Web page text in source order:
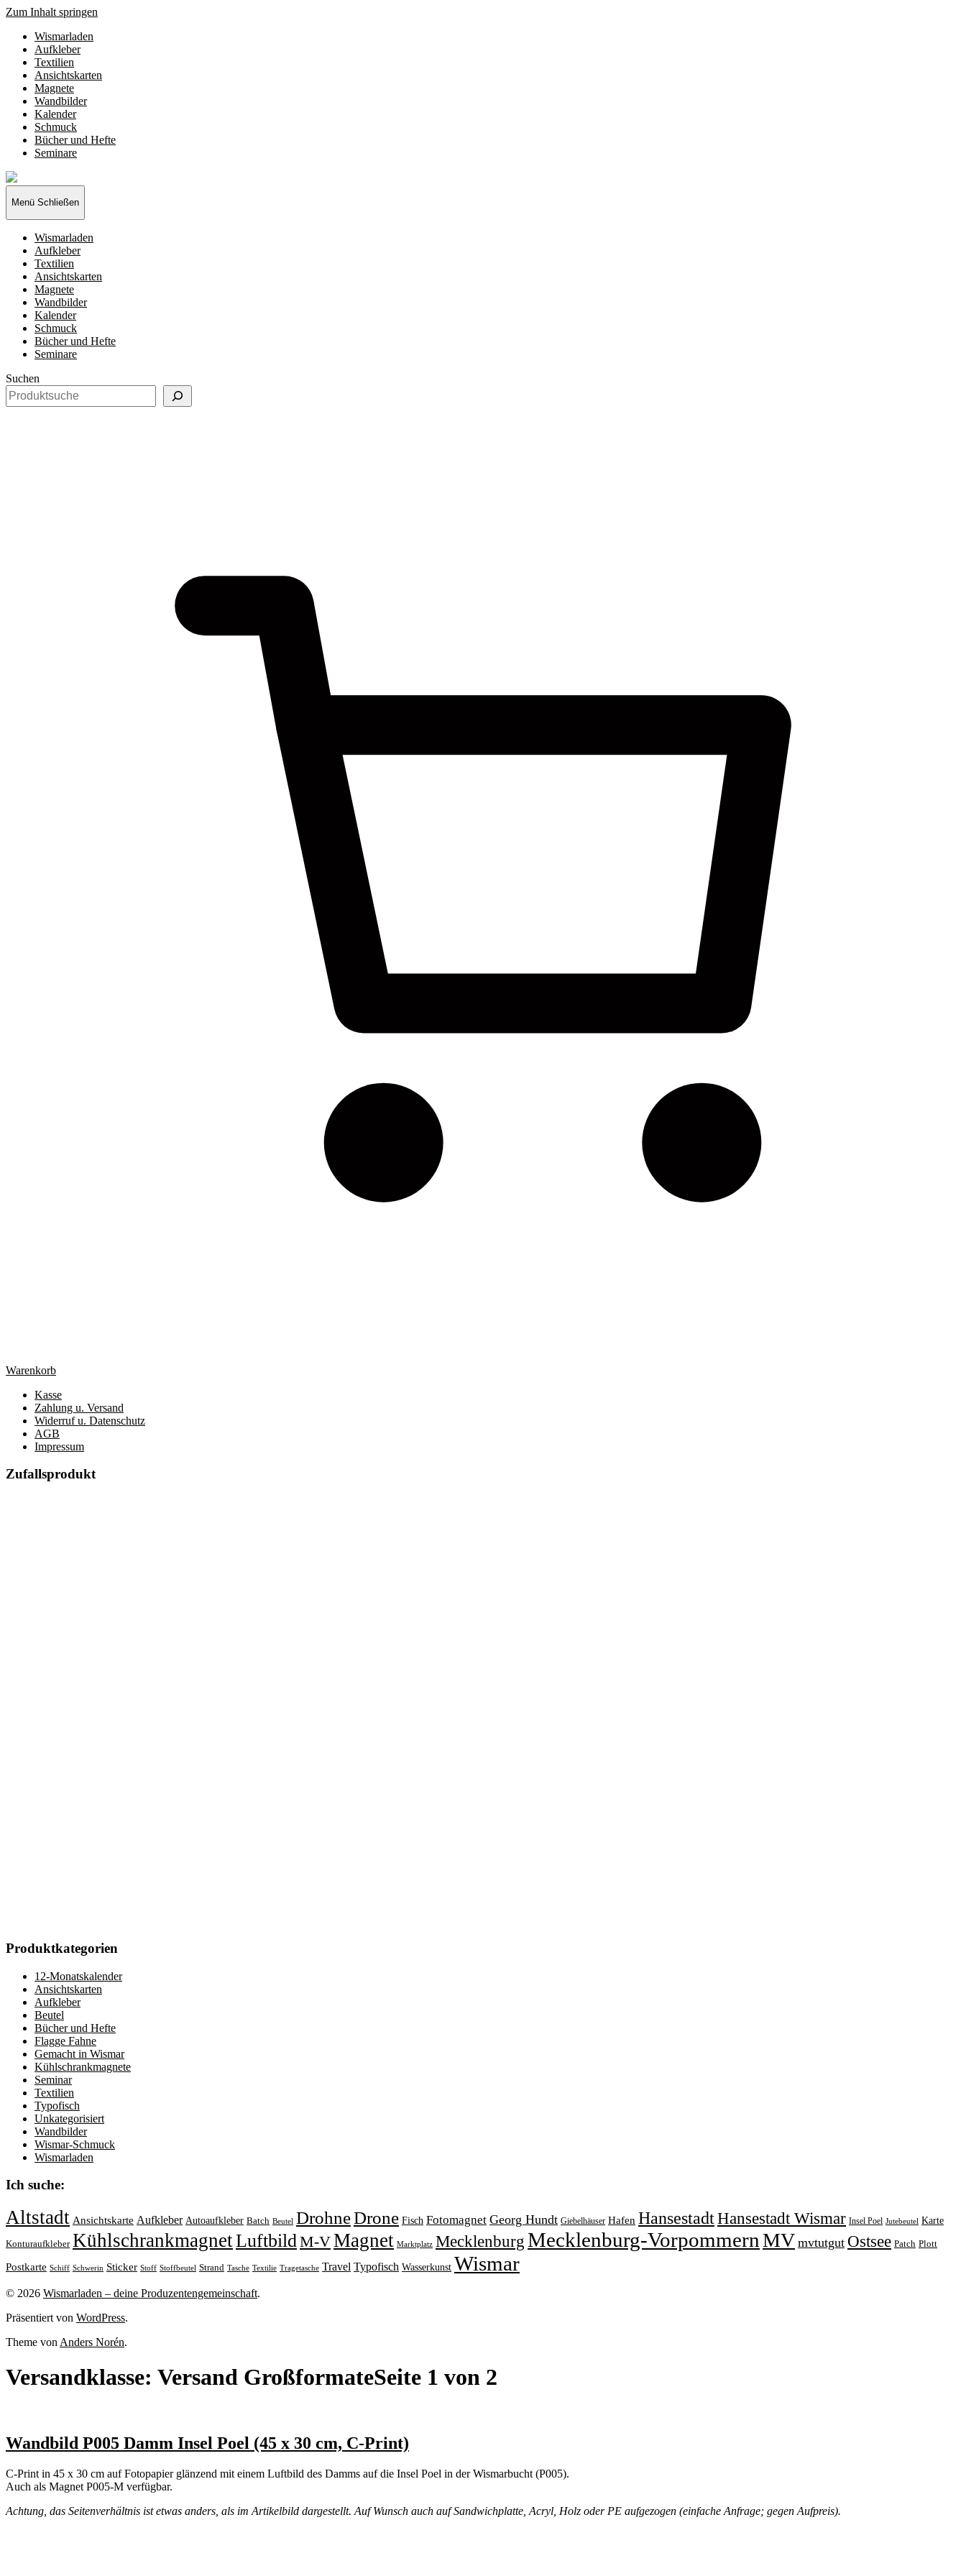
Zum Inhalt springen
Wismarladen
Aufkleber
Textilien
Ansichtskarten
Magnete
Wandbilder
Kalender
Schmuck
Bücher und Hefte
Seminare
Wismarladen
-
deine
Produzentengemeinschaft
Menü Schließen
Wismarladen
Aufkleber
Textilien
Ansichtskarten
Magnete
Wandbilder
Kalender
Schmuck
Bücher und Hefte
Seminare
Suchen
Warenkorb
Kasse
Zahlung u. Versand
Widerruf u. Datenschutz
AGB
Impressum
Zufallsprodukt
Produktkategorien
12-Monatskalender
Ansichtskarten
Aufkleber
Beutel
Bücher und Hefte
Flagge Fahne
Gemacht in Wismar
Kühlschrankmagnete
Seminar
Textilien
Typofisch
Unkategorisiert
Wandbilder
Wismar-Schmuck
Wismarladen
Ich suche:
Altstadt Ansichtskarte Aufkleber Autoaufkleber Batch Beutel DrohneDrone Fisch Fotomagnet Georg Hundt Giebelhäuser Hafen HansestadtHansestadt Wismar Insel Poel Jutebeutel Karte
Konturaufkleber KühlschrankmagnetLuftbildM-VMagnet Marktplatz Mecklenburg Mecklenburg-VorpommernMV mvtutgut Ostsee Patch Plott
Postkarte Schiff Schwerin Sticker Stoff Stoffbeutel Strand Tasche Textilie Tragetasche Travel Typofisch Wasserkunst Wismar
© 2026 Wismarladen – deine Produzentengemeinschaft.
Präsentiert von WordPress.
Theme von Anders Norén.
Versandklasse: Versand GroßformateSeite 1 von 2
Wandbild P005 Damm Insel Poel (45 x 30 cm, C-Print)
C-Print in 45 x 30 cm auf Fotopapier glänzend mit einem Luftbild des Damms auf die Insel Poel in der Wismarbucht (P005).
Auch als Magnet P005-M verfügbar.
Achtung, das Seitenverhältnis ist etwas anders, als im Artikelbild dargestellt. Auf Wunsch auch auf Sandwichplatte, Acryl, Holz oder PE aufgezogen (einfache Anfrage; gegen Aufpreis).